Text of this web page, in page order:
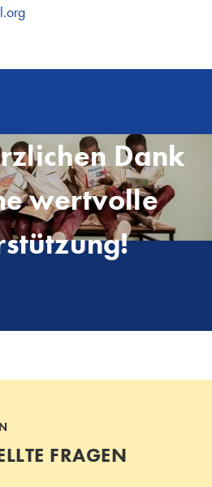
Dank
wertvolle
FRAGEN